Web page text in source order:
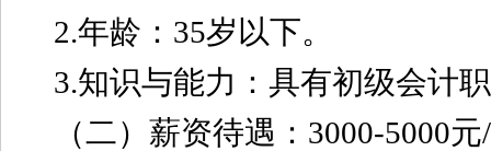
2.年龄：35岁以下。
3.知识与能力：具有初级会计
（二）薪资待遇：3000-5000